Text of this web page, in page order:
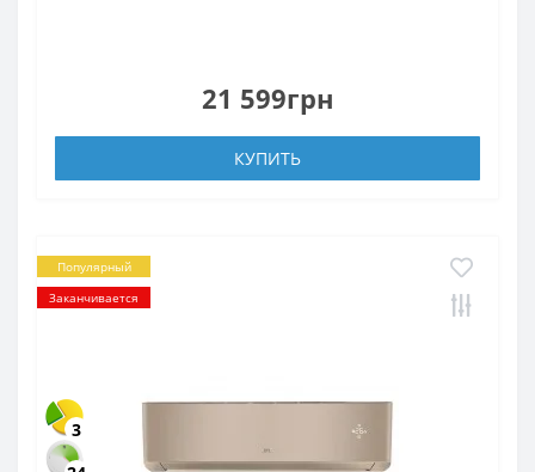
21 599грн
КУПИТЬ
Популярный
Заканчивается
3